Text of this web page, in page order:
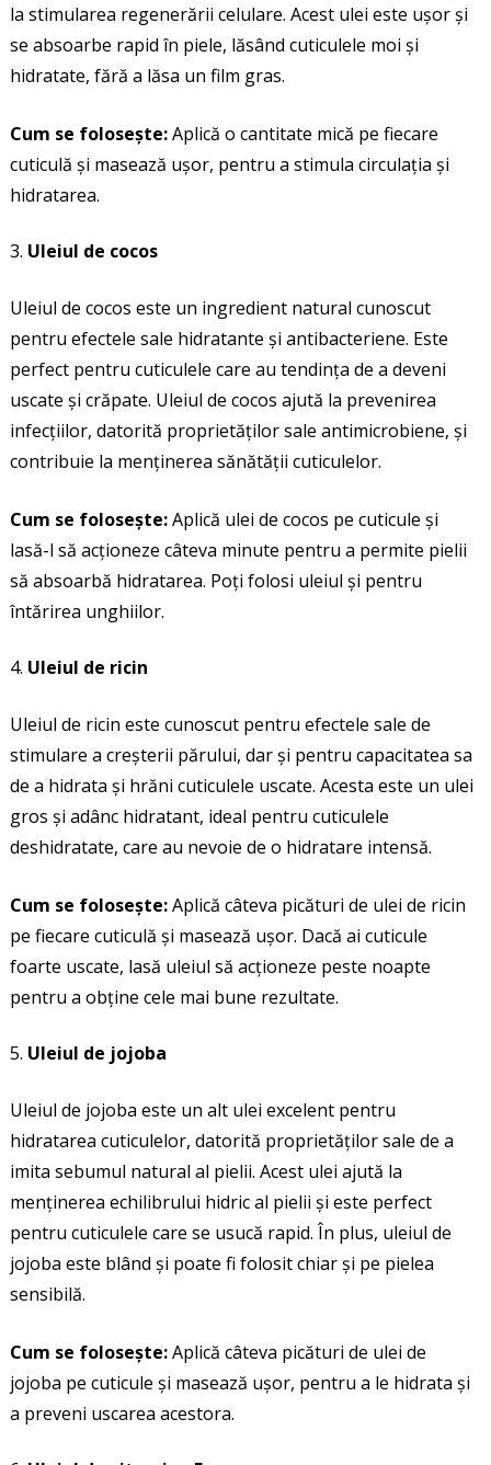
la stimularea regenerării celulare. Acest ulei este ușor și
se absoarbe rapid în piele, lăsând cuticulele moi și
hidratate, fără a lăsa un film gras.
Cum se folosește:Aplică o cantitate mică pe fiecare
cuticulă și masează ușor, pentru a stimula circulația și
hidratarea.
Uleiul de cocos
Uleiul de cocos este un ingredient natural cunoscut
pentru efectele sale hidratante și antibacteriene. Este
perfect pentru cuticulele care au tendința de a deveni
uscate și crăpate. Uleiul de cocos ajută la prevenirea
infecțiilor, datorită proprietăților sale antimicrobiene, și
contribuie la menținerea sănătății cuticulelor.
Cum se folosește:Aplică ulei de cocos pe cuticule și
lasă-l să acționeze câteva minute pentru a permite pielii
să absoarbă hidratarea. Poți folosi uleiul și pentru
întărirea unghiilor.
Uleiul de ricin
Uleiul de ricin este cunoscut pentru efectele sale de
stimulare a creșterii părului, dar și pentru capacitatea sa
de a hidrata și hrăni cuticulele uscate. Acesta este un ulei
gros și adânc hidratant, ideal pentru cuticulele
deshidratate, care au nevoie de o hidratare intensă.
Cum se folosește:Aplică câteva picături de ulei de ricin
pe fiecare cuticulă și masează ușor. Dacă ai cuticule
foarte uscate, lasă uleiul să acționeze peste noapte
pentru a obține cele mai bune rezultate.
Uleiul de jojoba
Uleiul de jojoba este un alt ulei excelent pentru
hidratarea cuticulelor, datorită proprietăților sale de a
imita sebumul natural al pielii. Acest ulei ajută la
menținerea echilibrului hidric al pielii și este perfect
pentru cuticulele care se usucă rapid. În plus, uleiul de
jojoba este blând și poate fi folosit chiar și pe pielea
sensibilă.
Cum se folosește:Aplică câteva picături de ulei de
jojoba pe cuticule și masează ușor, pentru a le hidrata și
a preveni uscarea acestora.